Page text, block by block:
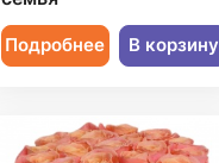
Подробнее В корзину